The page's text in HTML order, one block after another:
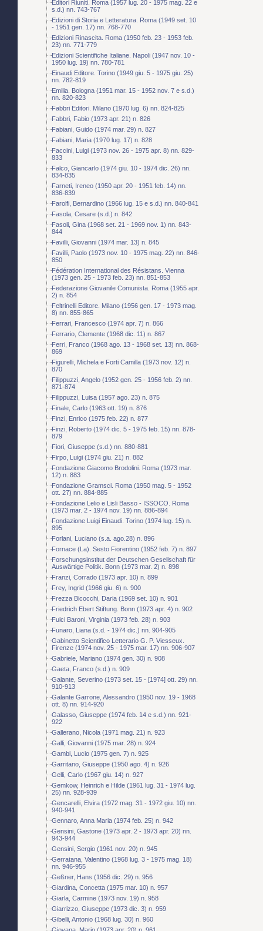
Editori Riuniti. Roma (1957 lug. 20 - 1975 mag. 22 e
s.d.) nn. 743-767
Edizioni di Storia e Letteratura. Roma (1949 set. 10
- 1951 gen. 17) nn. 768-770
Edizioni Rinascita. Roma (1950 feb. 23 - 1953 feb.
23) nn. 771-779
Edizioni Scientifiche Italiane. Napoli (1947 nov. 10 -
1950 lug. 19) nn. 780-781
Einaudi Editore. Torino (1949 giu. 5 - 1975 giu. 25)
nn. 782-819
Emilia. Bologna (1951 mar. 15 - 1952 nov. 7 e s.d.)
nn. 820-823
Fabbri Editori. Milano (1970 lug. 6) nn. 824-825
Fabbri, Fabio (1973 apr. 21) n. 826
Fabiani, Guido (1974 mar. 29) n. 827
Fabiani, Maria (1970 lug. 17) n. 828
Faccini, Luigi (1973 nov. 26 - 1975 apr. 8) nn. 829-
833
Falco, Giancarlo (1974 giu. 10 - 1974 dic. 26) nn.
834-835
Farneti, Ireneo (1950 apr. 20 - 1951 feb. 14) nn.
836-839
Farolfi, Bernardino (1966 lug. 15 e s.d.) nn. 840-841
Fasola, Cesare (s.d.) n. 842
Fasoli, Gina (1968 set. 21 - 1969 nov. 1) nn. 843-
844
Favilli, Giovanni (1974 mar. 13) n. 845
Favilli, Paolo (1973 nov. 10 - 1975 mag. 22) nn. 846-
850
Fédération International des Résistans. Vienna
(1973 gen. 25 - 1973 feb. 23) nn. 851-853
Federazione Giovanile Comunista. Roma (1955 apr.
2) n. 854
Feltrinelli Editore. Milano (1956 gen. 17 - 1973 mag.
8) nn. 855-865
Ferrari, Francesco (1974 apr. 7) n. 866
Ferrario, Clemente (1968 dic. 11) n. 867
Ferri, Franco (1968 ago. 13 - 1968 set. 13) nn. 868-
869
Figurelli, Michela e Forti Camilla (1973 nov. 12) n.
870
Filippuzzi, Angelo (1952 gen. 25 - 1956 feb. 2) nn.
871-874
Filippuzzi, Luisa (1957 ago. 23) n. 875
Finale, Carlo (1963 ott. 19) n. 876
Finzi, Enrico (1975 feb. 22) n. 877
Finzi, Roberto (1974 dic. 5 - 1975 feb. 15) nn. 878-
879
Fiori, Giuseppe (s.d.) nn. 880-881
Firpo, Luigi (1974 giu. 21) n. 882
Fondazione Giacomo Brodolini. Roma (1973 mar.
12) n. 883
Fondazione Gramsci. Roma (1950 mag. 5 - 1952
ott. 27) nn. 884-885
Fondazione Lelio e Lisli Basso - ISSOCO. Roma
(1973 mar. 2 - 1974 nov. 19) nn. 886-894
Fondazione Luigi Einaudi. Torino (1974 lug. 15) n.
895
Forlani, Luciano (s.a. ago.28) n. 896
Fornace (La). Sesto Fiorentino (1952 feb. 7) n. 897
Forschungsinstitut der Deutschen Gesellschaft für
Auswärtige Politik. Bonn (1973 mar. 2) n. 898
Franzi, Corrado (1973 apr. 10) n. 899
Frey, Ingrid (1966 giu. 6) n. 900
Frezza Bicocchi, Daria (1969 set. 10) n. 901
Friedrich Ebert Stiftung. Bonn (1973 apr. 4) n. 902
Fulci Baroni, Virginia (1973 feb. 28) n. 903
Funaro, Liana (s.d. - 1974 dic.) nn. 904-905
Gabinetto Scientifico Letterario G. P. Viesseux.
Firenze (1974 nov. 25 - 1975 mar. 17) nn. 906-907
Gabriele, Mariano (1974 gen. 30) n. 908
Gaeta, Franco (s.d.) n. 909
Galante, Severino (1973 set. 15 - [1974] ott. 29) nn.
910-913
Galante Garrone, Alessandro (1950 nov. 19 - 1968
ott. 8) nn. 914-920
Galasso, Giuseppe (1974 feb. 14 e s.d.) nn. 921-
922
Gallerano, Nicola (1971 mag. 21) n. 923
Galli, Giovanni (1975 mar. 28) n. 924
Gambi, Lucio (1975 gen. 7) n. 925
Garritano, Giuseppe (1950 ago. 4) n. 926
Gelli, Carlo (1967 giu. 14) n. 927
Gemkow, Heinrich e Hilde (1961 lug. 31 - 1974 lug.
25) nn. 928-939
Gencarelli, Elvira (1972 mag. 31 - 1972 giu. 10) nn.
940-941
Gennaro, Anna Maria (1974 feb. 25) n. 942
Gensini, Gastone (1973 apr. 2 - 1973 apr. 20) nn.
943-944
Gensini, Sergio (1961 nov. 20) n. 945
Gerratana, Valentino (1968 lug. 3 - 1975 mag. 18)
nn. 946-955
Geßner, Hans (1956 dic. 29) n. 956
Giardina, Concetta (1975 mar. 10) n. 957
Giarla, Carmine (1973 nov. 19) n. 958
Giarrizzo, Giuseppe (1973 dic. 3) n. 959
Gibelli, Antonio (1968 lug. 30) n. 960
Giovana, Mario (1973 apr. 20) n. 961